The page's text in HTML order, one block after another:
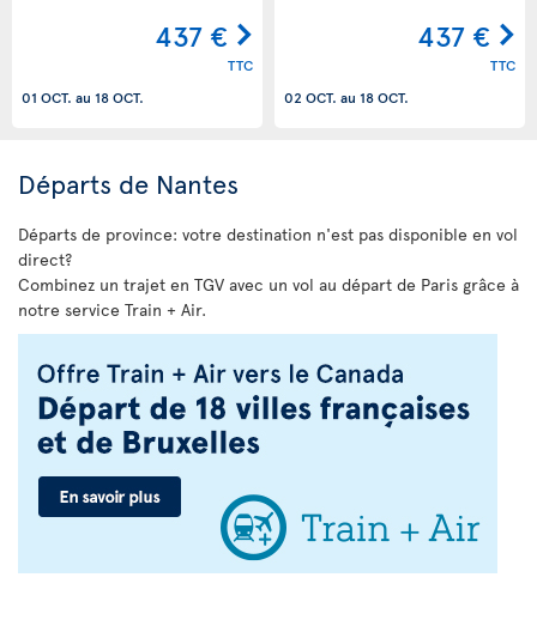
437 €
TTC
01 OCT. au 18 OCT.
437 €
TTC
02 OCT. au 18 OCT.
Départs de Nantes
Départs de province: votre destination n'est pas disponible en vol
direct?
Combinez un trajet en TGV avec un vol au départ de Paris grâce à
notre service Train + Air.